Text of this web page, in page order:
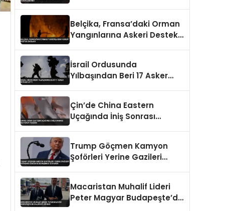
Belçika, Fransa’daki Orman
Yangınlarına Askeri Destek
İsrail Ordusunda
Yılbaşından Beri 17 Asker
Çin’de China Eastern
Uçağında İniş Sonrası
Trump Göçmen Kamyon
Şoförleri Yerine Gazileri
Macaristan Muhalif Lideri
Peter Magyar Budapeşte’de